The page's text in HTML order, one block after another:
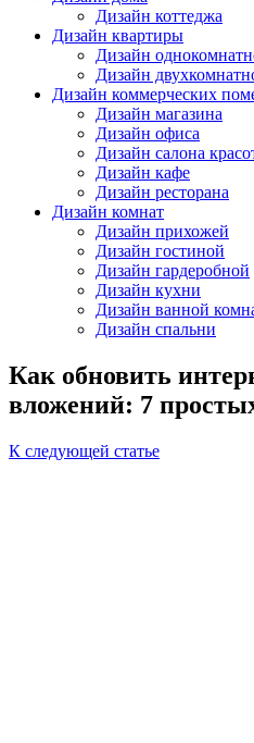
Дизайн коттеджа
Дизайн квартиры
Дизайн
Дизайн
Дизайн коммерческих
Дизайн магазина
Дизайн офиса
Дизайн салона
Дизайн кафе
Дизайн ресторана
Дизайн комнат
Дизайн прихожей
Дизайн гостиной
Дизайн гардеробной
Дизайн кухни
Дизайн ванной
Дизайн спальни
Как обновить
вложений: 7
К следующей статье